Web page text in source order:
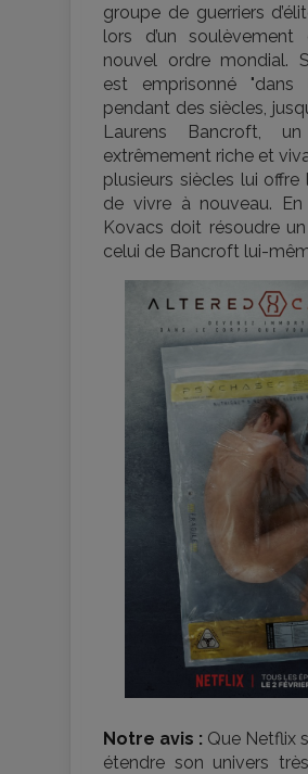
groupe de guerriers
lors d’un
nouvel ordre mondial.
est emprisonné "dans
pendant des siècles,
Laurens Bancroft,
extrêmement riche et
plusieurs siècles lui offre
de vivre à nouveau. En
Kovacs doit résoudre un
celui de Bancroft lui-
Notre avis : Que Netflix
étendre son univers